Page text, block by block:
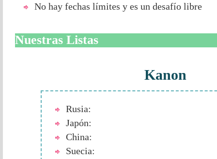
No hay fechas límites y es un desafío libre
Nuestras Listas
Kanon
Rusia:
Japón:
China:
Suecia: